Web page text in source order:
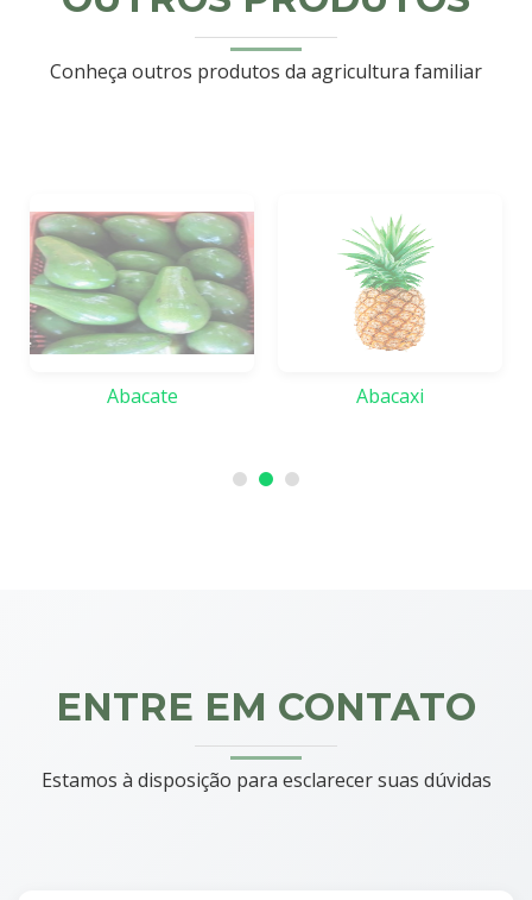
Conheça outros produtos da agricultura familiar
Abacate Abacaxi
ENTRE EM CONTATO
Estamos à disposição para esclarecer suas dúvidas